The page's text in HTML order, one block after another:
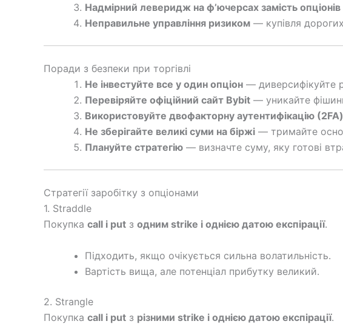
Надмірний леверидж на ф’ючерсах замість опціонів
Неправильне управління ризиком — купівля дорогих
Поради з безпеки при торгівлі
Не інвестуйте все у один опціон — диверсифікуйте
Перевіряйте офіційний сайт Bybit — уникайте
Використовуйте двофакторну аутентифікацію (2FA)
Не зберігайте великі суми на біржі — тримайте
Плануйте стратегію — визначте суму, яку готові
Стратегії заробітку з опціонами
1. Straddle
Покупка call і put з одним strike і однією датою експірації.
Підходить, якщо очікується сильна волатильність.
Вартість вища, але потенціал прибутку великий.
2. Strangle
Покупка call і put з різними strike і однією датою експірації.